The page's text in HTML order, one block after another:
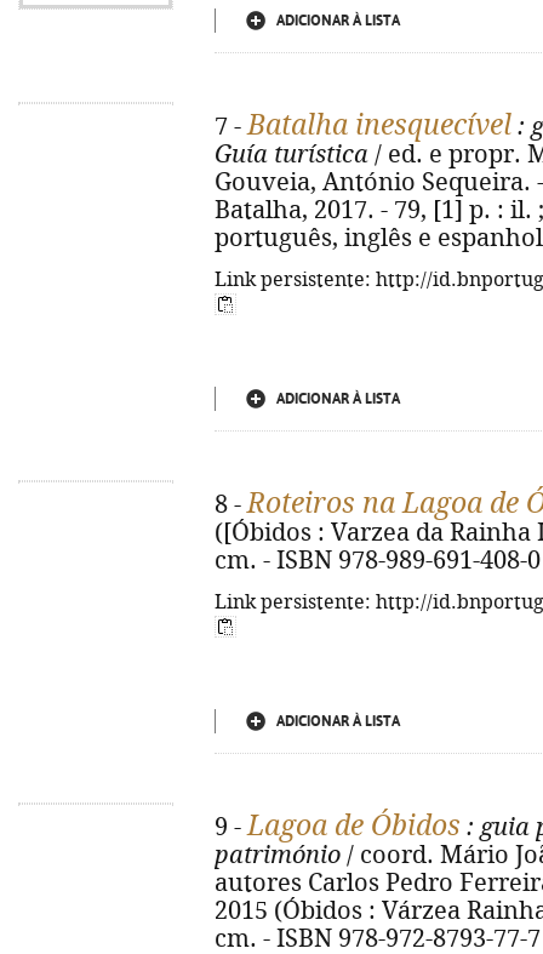
ADICIONAR À LISTA
7 -Batalha inesquecível :
Guía turística / ed. e propr.
Gouveia, António Sequeira.
Batalha, 2017. - 79, [1] p. :
português, inglês e
Link persistente: http://
ADICIONAR À LISTA
8 -Roteiros na Lagoa de
([Óbidos : Varzea da
cm. - ISBN 978-989-691-408-0
Link persistente: http://
ADICIONAR À LISTA
9 -Lagoa de Óbidos : guia
património / coord. Mário
autores Carlos Pedro
2015 (Óbidos : Várzea
cm. - ISBN 978-972-8793-77-7